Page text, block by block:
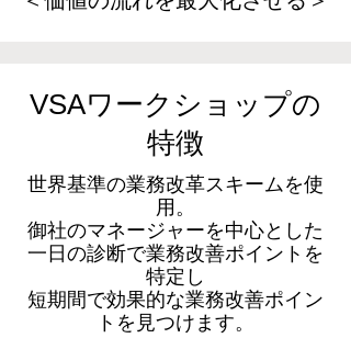
VSAワークショップの
特徴
世界基準の業務改革スキームを使
用。
御社のマネージャーを中心とした
一日の診断で業務改善ポイントを
特定し
短期間で効果的な業務改善ポイン
トを見つけます。